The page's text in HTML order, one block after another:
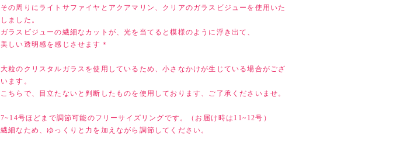
その周りにライトサファイヤとアクアマリン、クリアのガラスビジューを使用いた
しました。
ガラスビジューの繊細なカットが、光を当てると模様のように浮き出て、
美しい透明感を感じさせます＊
大粒のクリスタルガラスを使用しているため、小さなかけが生じている場合がござ
います。
こちらで、目立たないと判断したものを使用しております、ご了承くださいませ。
7~14号ほどまで調節可能のフリーサイズリングです。（お届け時は11~12号）
繊細なため、ゆっくりと力を加えながら調節してください。